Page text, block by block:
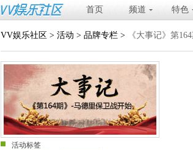
首页 频道 特色
VV娱乐社区 > 活动 > 品牌专栏 > 《大事记》第
活动标签